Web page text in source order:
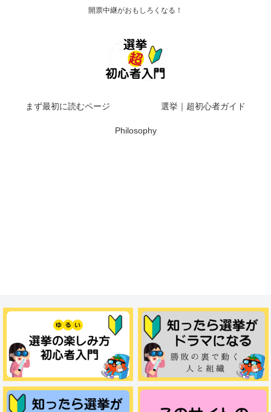
開票中継がおもしろくなる！
まず最初に読むページ 選挙｜超初心者ガイド
Philosophy